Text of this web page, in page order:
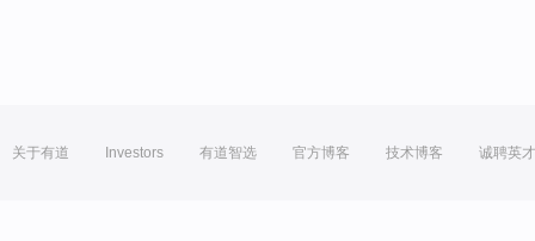
关于有道 Investors 有道智选 官方博客 技术博客 诚聘英才